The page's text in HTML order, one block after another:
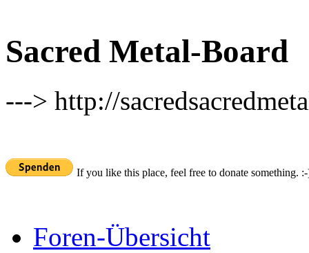
Sacred Metal-Board
---> http://
If you like this place, feel free to donate something.
Foren-Übersicht